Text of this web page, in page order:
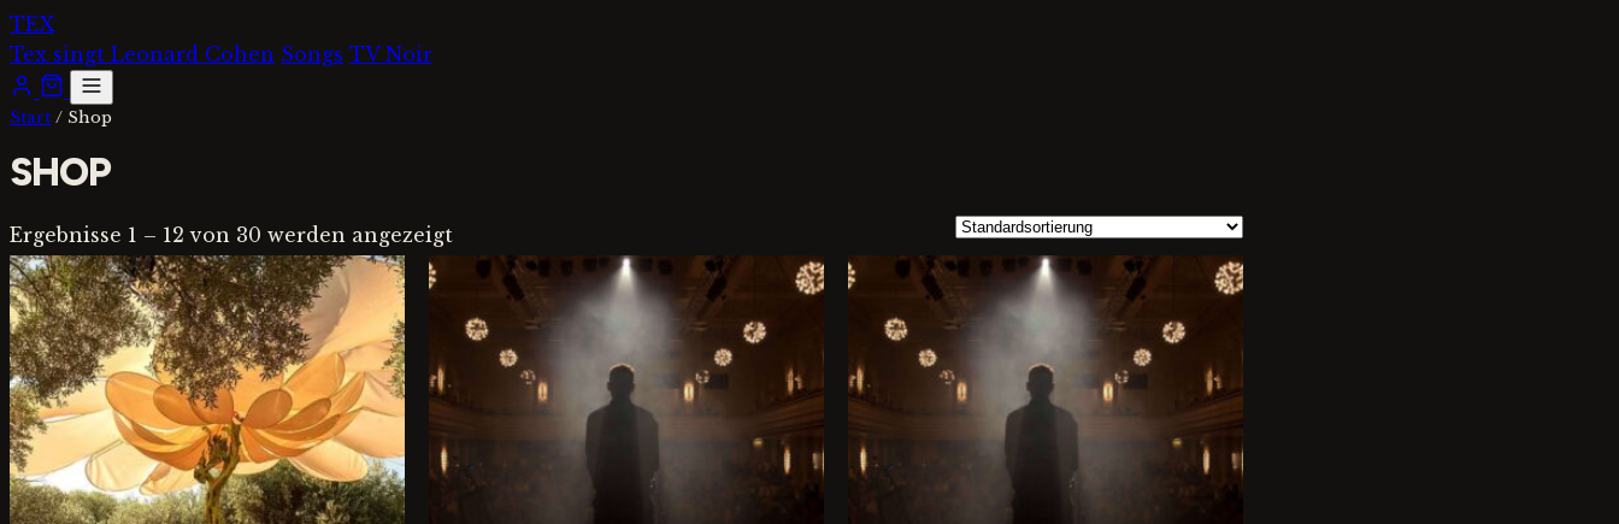
Zum
Inhalt
springen
TEX
Tex singt Leonard Cohen Songs TV Noir
Open
menu
Start / Shop
SHOP
Ergebnisse 1 – 12 von 30 werden angezeigt